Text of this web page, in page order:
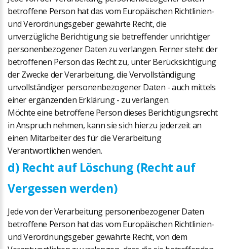
betroffene Person hat das vom Europäischen Richtlinien-
und Verordnungsgeber gewährte Recht, die
unverzügliche Berichtigung sie betreffender unrichtiger
personenbezogener Daten zu verlangen. Ferner steht der
betroffenen Person das Recht zu, unter Berücksichtigung
der Zwecke der Verarbeitung, die Vervollständigung
unvollständiger personenbezogener Daten - auch mittels
einer ergänzenden Erklärung - zu verlangen.
Möchte eine betroffene Person dieses Berichtigungsrecht
in Anspruch nehmen, kann sie sich hierzu jederzeit an
einen Mitarbeiter des für die Verarbeitung
Verantwortlichen wenden.
d) Recht auf Löschung (Recht auf
Vergessen werden)
Jede von der Verarbeitung personenbezogener Daten
betroffene Person hat das vom Europäischen Richtlinien-
und Verordnungsgeber gewährte Recht, von dem